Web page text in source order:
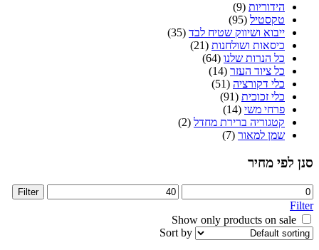
הידוריות (9)
טקסטיל (95)
ייבוא ושיווק שטיח לבד (35)
כיסאות ושולחנות (21)
כל הנרות שלנו (64)
כל ציוד העזר (14)
כלי דקורציה (51)
כלי זכוכית (91)
פרחי משי (14)
קטגוריה ברירת מחדל (2)
שמן למאור (7)
מחיר
price
Sort by